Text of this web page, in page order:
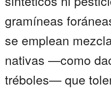
gramíneas
se emplean
nativas —como
tréboles— que